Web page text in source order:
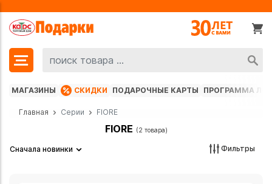
МАГАЗИНЫ СКИДКИ ПОДАРОЧНЫЕ КАРТЫ ПРОГРАММА
Главная Серии FIORE
FIORE (2 товара)
Сначала новинки Фильтры